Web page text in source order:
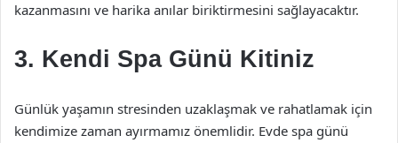
kazanmasını ve harika anılar biriktirmesini sağlayacaktır.
3. Kendi Spa Günü Kitiniz
Günlük yaşamın stresinden uzaklaşmak ve rahatlamak için
kendimize zaman ayırmamız önemlidir. Evde spa günü